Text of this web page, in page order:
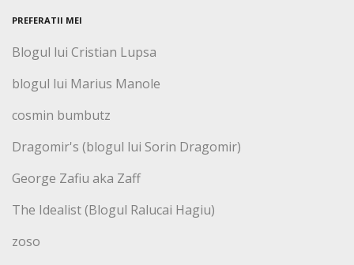
PREFERATII MEI
Blogul lui Cristian Lupsa
blogul lui Marius Manole
cosmin bumbutz
Dragomir's (blogul lui Sorin Dragomir)
George Zafiu aka Zaff
The Idealist (Blogul Ralucai Hagiu)
zoso